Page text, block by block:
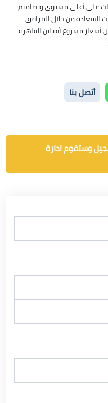
على أعلى مستوى وتصاميم
السعادة من خلال المرافق
أسعار مشروع أفيلين القاهرة
أتصل بنا
وستقوم ادارة